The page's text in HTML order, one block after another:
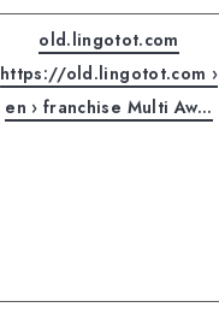
old.lingotot.com
https://old.lingotot.com ›
en › franchise Multi Aw…